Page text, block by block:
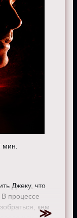
мин.
Джеку, что
процессе
кем